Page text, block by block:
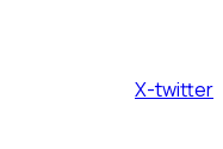
X-twitter